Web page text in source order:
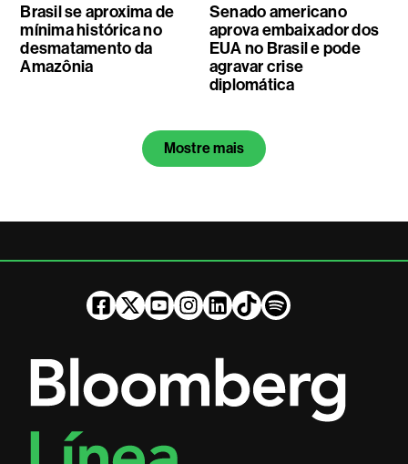
Brasil se aproxima de
mínima histórica no
desmatamento da
Amazônia
Senado americano
aprova embaixador dos
EUA no Brasil e pode
agravar crise
diplomática
Mostre mais